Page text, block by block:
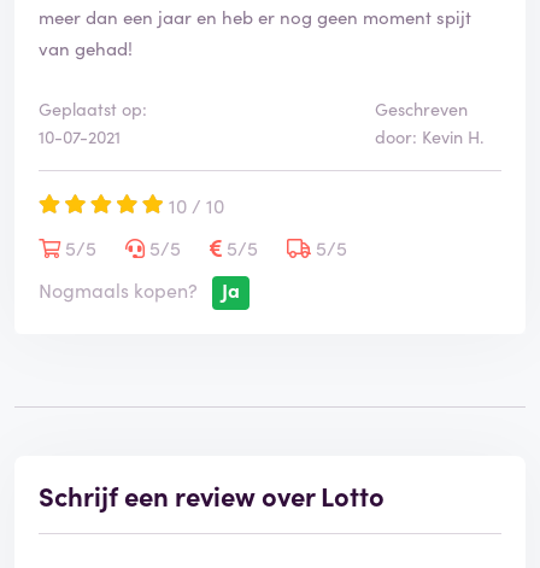
meer dan een jaar en heb er nog geen moment spijt
van gehad!
Geplaatst op:
10-07-2021
Geschreven
door: Kevin H.
10 / 10
5/5
5/5 5/5
5/5
Nogmaals kopen?
Ja
Schrijf een review over Lotto